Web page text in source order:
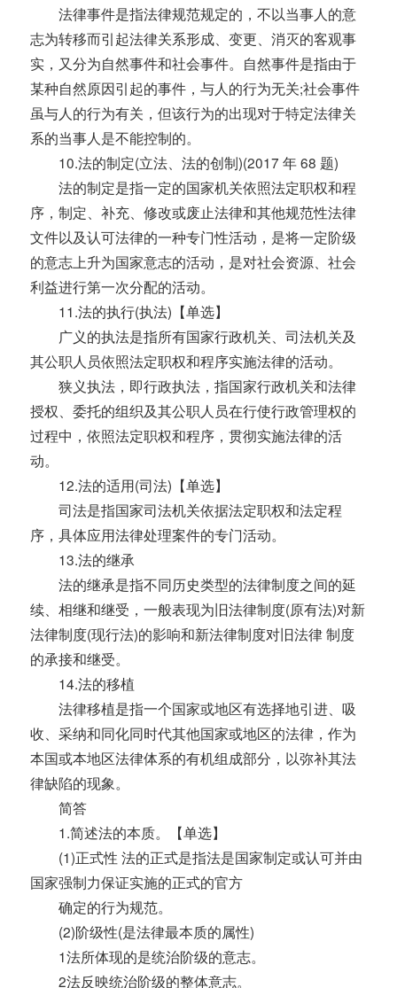
法律事件是指法律规范规定的，不以当事人的意
志为转移而引起法律关系形成、变更、消灭的客观事
实，又分为自然事件和社会事件。自然事件是指由于
某种自然原因引起的事件，与人的行为无关;社会事件
虽与人的行为有关，但该行为的出现对于特定法律关
系的当事人是不能控制的。
10.法的制定(立法、法的创制)(2017 年 68 题)
法的制定是指一定的国家机关依照法定职权和程
序，制定、补充、修改或废止法律和其他规范性法律
文件以及认可法律的一种专门性活动，是将一定阶级
的意志上升为国家意志的活动，是对社会资源、社会
利益进行第一次分配的活动。
11.法的执行(执法)【单选】
广义的执法是指所有国家行政机关、司法机关及
其公职人员依照法定职权和程序实施法律的活动。
狭义执法，即行政执法，指国家行政机关和法律
授权、委托的组织及其公职人员在行使行政管理权的
过程中，依照法定职权和程序，贯彻实施法律的活
动。
12.法的适用(司法)【单选】
司法是指国家司法机关依据法定职权和法定程
序，具体应用法律处理案件的专门活动。
13.法的继承
法的继承是指不同历史类型的法律制度之间的延
续、相继和继受，一般表现为旧法律制度(原有法)对新
法律制度(现行法)的影响和新法律制度对旧法律 制度
的承接和继受。
14.法的移植
法律移植是指一个国家或地区有选择地引进、吸
收、采纳和同化同时代其他国家或地区的法律，作为
本国或本地区法律体系的有机组成部分，以弥补其法
律缺陷的现象。
简答
1.简述法的本质。【单选】
(1)正式性 法的正式是指法是国家制定或认可并由
国家强制力保证实施的正式的官方
确定的行为规范。
(2)阶级性(是法律最本质的属性)
1法所体现的是统治阶级的意志。
2法反映统治阶级的整体意志。